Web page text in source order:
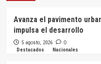
Avanza el pavimento
impulsa el desarrollo
5 agosto, 2026 0
Destacados Nacionales